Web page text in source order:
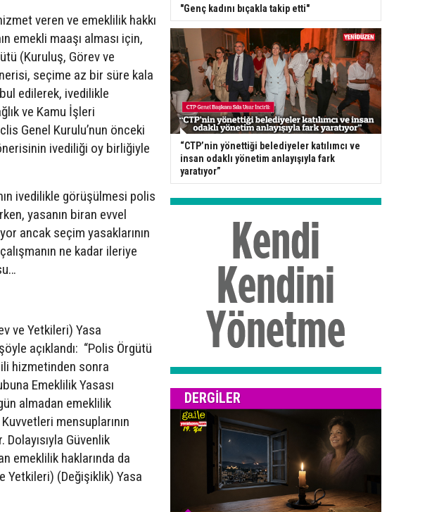
veren ve emeklilik hakkı
emekli maaşı alması için,
(Kuruluş, Görev ve
seçime az bir süre kala
edilerek, ivedilikle
ve Kamu İşleri
Genel Kurulu’nun önceki
ivediliği oy birliğiyle
ivedilikle görüşülmesi polis
yasanın biran evvel
ancak seçim yasaklarının
ne kadar ileriye
ve Yetkileri) Yasa
açıklandı: “Polis Örgütü
hizmetinden sonra
Emeklilik Yasası
almadan emeklilik
mensuplarının
Güvenlik
emeklilik haklarında da
Yetkileri) (Değişiklik) Yasa
"Genç kadını bıçakla takip etti"
“CTP’nin yönettiği belediyeler katılımcı ve
insan odaklı yönetim anlayışıyla fark
yaratıyor”
DERGILER